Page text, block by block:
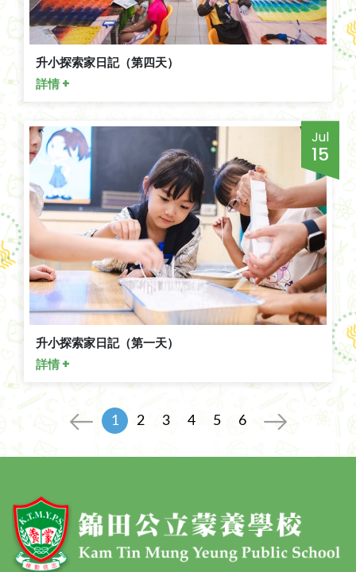
升小探索家日記（第四天）
詳情 +
Jul
15
升小探索家日記（第一天）
詳情 +
1 2 3 4 5 6